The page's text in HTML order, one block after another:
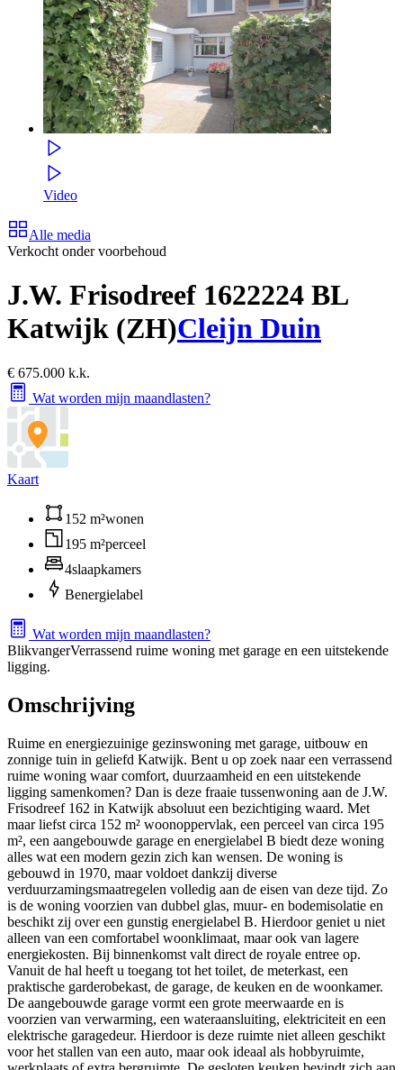
Video
Alle media
Verkocht onder voorbehoud
J.W. Frisodreef 1622224 BL
Katwijk (ZH)Cleijn Duin
€ 675.000 k.k.
Wat worden mijn maandlasten?
Kaart
152 m²wonen
195 m²perceel
4slaapkamers
Benergielabel
Wat worden mijn maandlasten?
BlikvangerVerrassend ruime woning met garage en een uitstekende
ligging.
Omschrijving
Ruime en energiezuinige gezinswoning met garage, uitbouw en
zonnige tuin in geliefd Katwijk. Bent u op zoek naar een verrassend
ruime woning waar comfort, duurzaamheid en een uitstekende
ligging samenkomen? Dan is deze fraaie tussenwoning aan de J.W.
Frisodreef 162 in Katwijk absoluut een bezichtiging waard. Met
maar liefst circa 152 m² woonoppervlak, een perceel van circa 195
m², een aangebouwde garage en energielabel B biedt deze woning
alles wat een modern gezin zich kan wensen. De woning is
gebouwd in 1970, maar voldoet dankzij diverse
verduurzamingsmaatregelen volledig aan de eisen van deze tijd. Zo
is de woning voorzien van dubbel glas, muur- en bodemisolatie en
beschikt zij over een gunstig energielabel B. Hierdoor geniet u niet
alleen van een comfortabel woonklimaat, maar ook van lagere
energiekosten. Bij binnenkomst valt direct de royale entree op.
Vanuit de hal heeft u toegang tot het toilet, de meterkast, een
praktische garderobekast, de garage, de keuken en de woonkamer.
De aangebouwde garage vormt een grote meerwaarde en is
voorzien van verwarming, een wateraansluiting, elektriciteit en een
elektrische garagedeur. Hierdoor is deze ruimte niet alleen geschikt
voor het stallen van een auto, maar ook ideaal als hobbyruimte,